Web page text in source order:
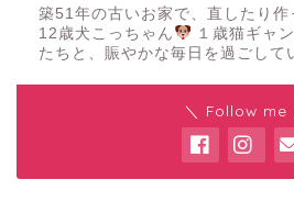
築51年の古いお家で、直したり
12歳犬こっちゃん
１歳猫ギャ
たちと、賑やかな毎日を過ごして
＼ Follow me